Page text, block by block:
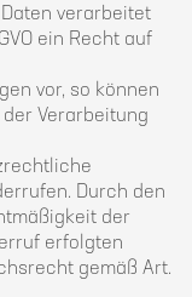
verarbeitet
ein Recht auf
vor, so können
Verarbeitung
Durch den
der
erfolgten
gemäß Art.